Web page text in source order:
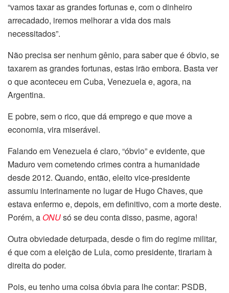
“vamos taxar as grandes fortunas e, com o dinheiro
arrecadado, iremos melhorar a vida dos mais
necessitados”.
Não precisa ser nenhum gênio, para saber que é óbvio, se
taxarem as grandes fortunas, estas irão embora. Basta ver
o que aconteceu em Cuba, Venezuela e, agora, na
Argentina.
E pobre, sem o rico, que dá emprego e que move a
economia, vira miserável.
Falando em Venezuela é claro, “óbvio” e evidente, que
Maduro vem cometendo crimes contra a humanidade
desde 2012. Quando, então, eleito vice-presidente
assumiu interinamente no lugar de Hugo Chaves, que
estava enfermo e, depois, em definitivo, com a morte deste.
Porém, a ONUsó se deu conta disso, pasme, agora!
Outra obviedade deturpada, desde o fim do regime militar,
é que com a eleição de Lula, como presidente, tirariam à
direita do poder.
Pois, eu tenho uma coisa óbvia para lhe contar: PSDB,